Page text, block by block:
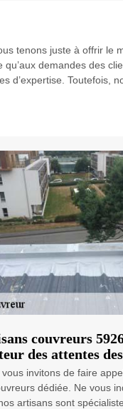
tenons juste à offrir le
demandes des
d’expertise.
couvreurs
des attentes
vous invitons de faire
dédiée. Ne vous
artisans sont